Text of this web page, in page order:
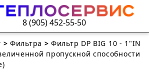
8 (905) 452-55-50
>Фильтра >Фильтр DP BIG 10 - 1"IN
пропускной способности